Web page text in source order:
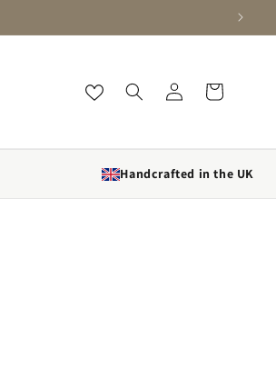
Einloggen Wagen
Handcrafted in the UK